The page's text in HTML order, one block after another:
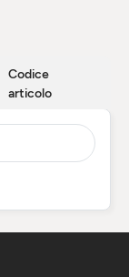
Codice
articolo